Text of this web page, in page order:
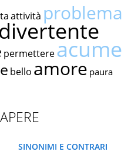
attività problema
divertente
permettereacume
bello amore paura
SINONIMI E CONTRARI